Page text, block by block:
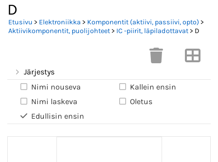
D
Etusivu > Elektroniikka > Komponentit (aktiivi, passiivi, opto) >
Aktiivikomponentit, puolijohteet> IC -piirit, läpiladottavat> D
Järjestys
Nimi nouseva
Nimi laskeva
Edullisin ensin
Kallein ensin
Oletus